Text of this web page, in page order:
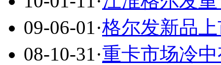
09-06-01 ·格尔发新品
08-10-31 ·重卡市场冷